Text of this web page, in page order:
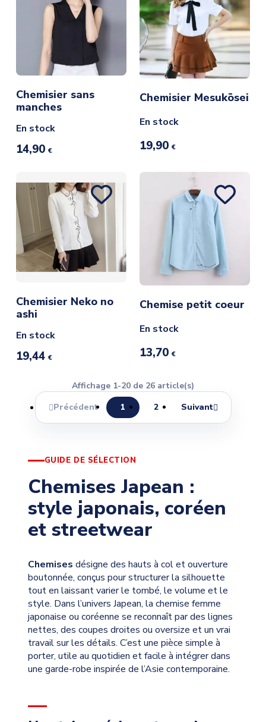
Chemisier sans
manches
En stock
14,90 €
Chemisier Mesukōsei
En stock
19,90 €
Chemisier Neko no
ashi
En stock
19,44 €
Chemise petit coeur
En stock
13,70 €
Affichage 1-20 de 26 article(s)
Précédent 1 2 Suivant
GUIDE DE SÉLECTION
Chemises Japean :
style japonais, coréen
et streetwear
Chemises désigne des hauts à col et ouverture
boutonnée, conçus pour structurer la silhouette
tout en laissant varier le tombé, le volume et le
style. Dans l’univers Japean, la chemise femme
japonaise ou coréenne se reconnaît par des lignes
nettes, des coupes droites ou oversize et un vrai
travail sur les détails. C’est une pièce simple à
porter, utile au quotidien et facile à intégrer dans
une garde-robe inspirée de l’Asie contemporaine.